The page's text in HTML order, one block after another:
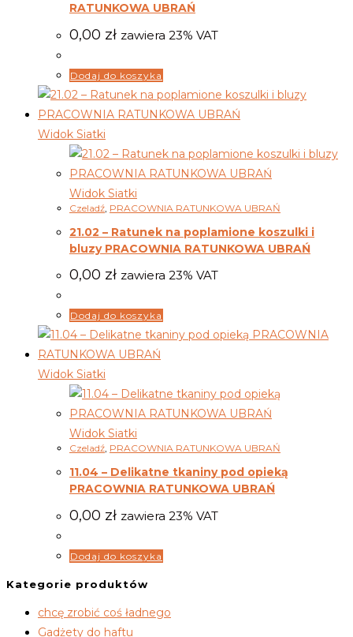
RATUNKOWA UBRAŃ
0,00 zł zawiera 23% VAT
Dodaj do koszyka
Widok Siatki
Widok Siatki
Czeladź, PRACOWNIA RATUNKOWA UBRAŃ
21.02 – Ratunek na poplamione koszulki i
bluzy PRACOWNIA RATUNKOWA UBRAŃ
0,00 zł zawiera 23% VAT
Dodaj do koszyka
Widok Siatki
Widok Siatki
Czeladź, PRACOWNIA RATUNKOWA UBRAŃ
11.04 – Delikatne tkaniny pod opieką
PRACOWNIA RATUNKOWA UBRAŃ
0,00 zł zawiera 23% VAT
Dodaj do koszyka
Kategorie produktów
chcę zrobić coś ładnego
Gadżety do haftu